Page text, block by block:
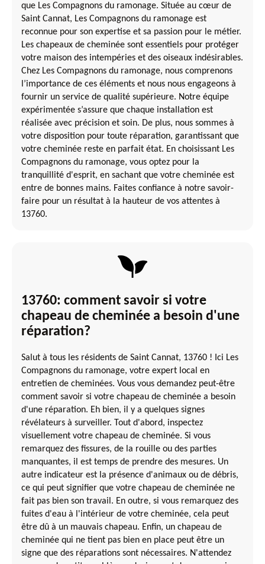
que Les Compagnons du ramonage. Située au cœur de
Saint Cannat, Les Compagnons du ramonage est
reconnue pour son expertise et sa passion pour le métier.
Les chapeaux de cheminée sont essentiels pour protéger
votre maison des intempéries et des oiseaux indésirables.
Chez Les Compagnons du ramonage, nous comprenons
l’importance de ces éléments et nous nous engageons à
fournir un service de qualité supérieure. Notre équipe
expérimentée s’assure que chaque installation est
réalisée avec précision et soin. De plus, nous sommes à
votre disposition pour toute réparation, garantissant que
votre cheminée reste en parfait état. En choisissant Les
Compagnons du ramonage, vous optez pour la
tranquillité d'esprit, en sachant que votre cheminée est
entre de bonnes mains. Faites confiance à notre savoir-
faire pour un résultat à la hauteur de vos attentes à
13760.
13760: comment savoir si votre
chapeau de cheminée a besoin d'une
réparation?
Salut à tous les résidents de Saint Cannat, 13760 ! Ici Les
Compagnons du ramonage, votre expert local en
entretien de cheminées. Vous vous demandez peut-être
comment savoir si votre chapeau de cheminée a besoin
d'une réparation. Eh bien, il y a quelques signes
révélateurs à surveiller. Tout d'abord, inspectez
visuellement votre chapeau de cheminée. Si vous
remarquez des fissures, de la rouille ou des parties
manquantes, il est temps de prendre des mesures. Un
autre indicateur est la présence d'animaux ou de débris,
ce qui peut signifier que votre chapeau de cheminée ne
fait pas bien son travail. En outre, si vous remarquez des
fuites d'eau à l'intérieur de votre cheminée, cela peut
être dû à un mauvais chapeau. Enfin, un chapeau de
cheminée qui ne tient pas bien en place peut être un
signe que des réparations sont nécessaires. N'attendez